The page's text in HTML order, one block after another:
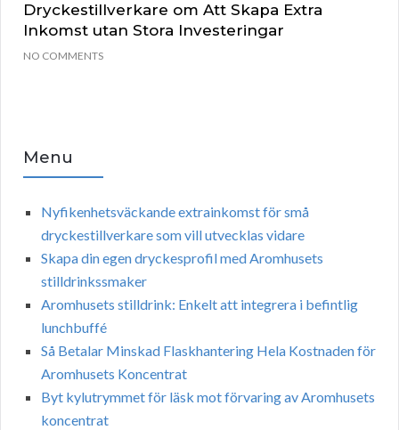
Dryckestillverkare om Att Skapa Extra
Inkomst utan Stora Investeringar
NO COMMENTS
Menu
Nyfikenhetsväckande extrainkomst för små
dryckestillverkare som vill utvecklas vidare
Skapa din egen dryckesprofil med Aromhusets
stilldrinkssmaker
Aromhusets stilldrink: Enkelt att integrera i befintlig
lunchbuffé
Så Betalar Minskad Flaskhantering Hela Kostnaden för
Aromhusets Koncentrat
Byt kylutrymmet för läsk mot förvaring av Aromhusets
koncentrat